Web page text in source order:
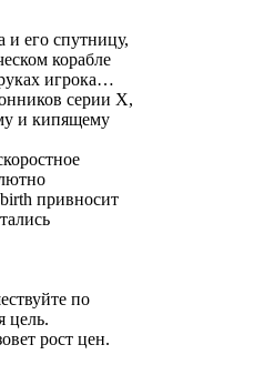
и его спутницу,
корабле
игрока…
серии Х,
и кипящему
привносит
по
цель.
рост цен.